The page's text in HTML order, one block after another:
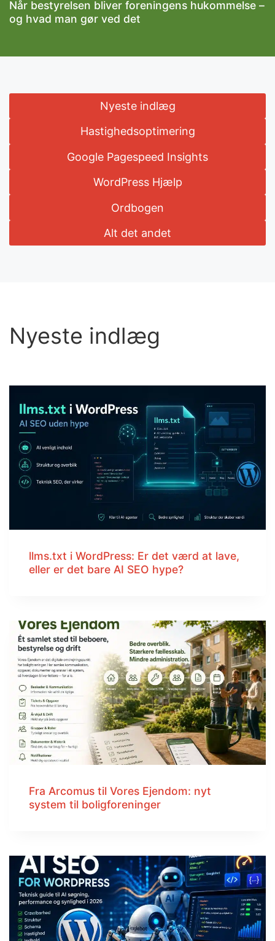
Når bestyrelsen bliver foreningens hukommelse –
og hvad man gør ved det
Nyeste indlæg
Hastighedsoptimering
Google Pagespeed Insights
WordPress Hjælp
Ordbogen
Alt det andet
Nyeste indlæg
llms.txt i WordPress: Er det værd at lave,
eller er det bare AI SEO hype?
Fra Arcomus til Vores Ejendom: nyt
system til boligforeninger